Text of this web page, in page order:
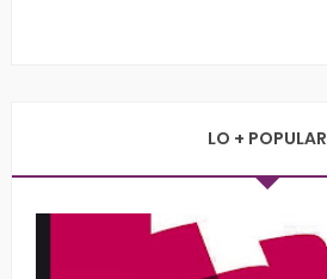
LO + POPULAR